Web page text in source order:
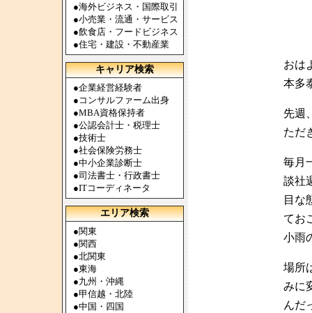
●海外ビジネス・国際取引
●小売業・流通・サービス
●飲食店・フードビジネス
●住宅・建設・不動産業
キャリア検索
●企業経営経験者
● コンサルファーム出身
●MBA資格保持者
●公認会計士・税理士
●技術士
●社会保険労務士
●中小企業診断士
●司法書士・行政書士
●ITコーディネータ
エリア検索
●関東
●関西
●北関東
●東海
●九州・沖縄
●甲信越・北陸
●中国・四国
おは
本多
先週
ただ
毎月
談社
目な
てお
小雨
場所
みに
んだ